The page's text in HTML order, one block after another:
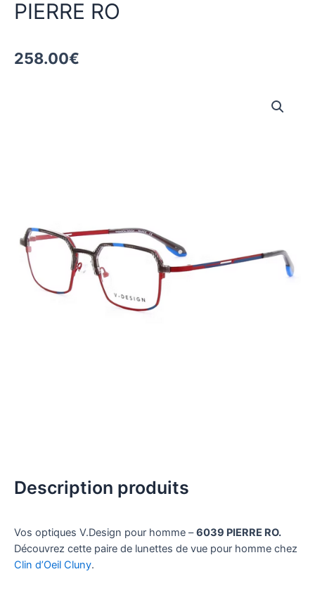
PIERRE RO
258.00€
Description produits
Vos optiques V.Design pour homme –6039 PIERRE RO.
Découvrez cette paire de lunettes de vue pour homme chez
Clin d’Oeil Cluny.